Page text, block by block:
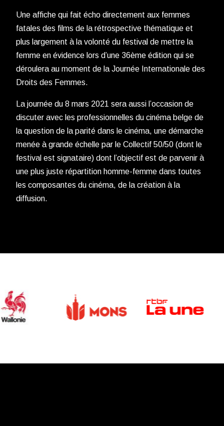
Une affiche qui fait écho directement aux femmes
fatales des films de la rétrospective thématique et
plus largement à la volonté du festival de mettre la
femme en évidence lors d’une 36ème édition qui se
déroulera au moment de la Journée Internationale des
Droits des Femmes.
La journée du 8 mars 2021 sera aussi l’occasion de
discuter avec les professionnelles du cinéma belge de
la question de la parité dans le cinéma, une démarche
menée à grande échelle par le Collectif 50/50 (dont le
festival est signataire) dont l’objectif est de parvenir à
une plus juste répartition homme-femme dans toutes
les composantes du cinéma, de la création à la
diffusion.